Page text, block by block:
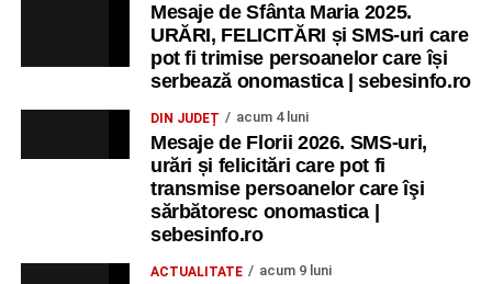
Mesaje de Sfânta Maria 2025.
URĂRI, FELICITĂRI și SMS-uri care
pot fi trimise persoanelor care își
serbează onomastica | sebesinfo.ro
DIN JUDEȚ acum 4 luni
Mesaje de Florii 2026. SMS-uri,
urări și felicitări care pot fi
transmise persoanelor care îşi
sărbătoresc onomastica |
sebesinfo.ro
ACTUALITATE acum 9 luni